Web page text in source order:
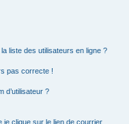
liste des utilisateurs en ligne ?
pas correcte !
d’utilisateur ?
je clique sur le lien de courrier